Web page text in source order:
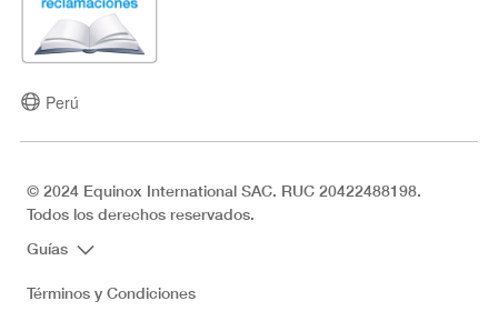
Perú
© 2024 Equinox International SAC. RUC 20422488198.
Todos los derechos reservados.
Guías
Términos y Condiciones